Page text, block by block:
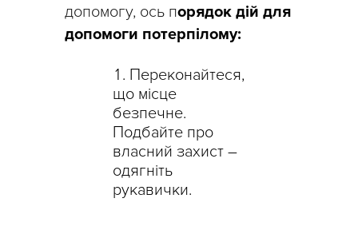
допомогу, ось порядок дій для
допомоги потерпілому:
Переконайтеся,
що місце
безпечне.
Подбайте про
власний захист –
одягніть
рукавички.